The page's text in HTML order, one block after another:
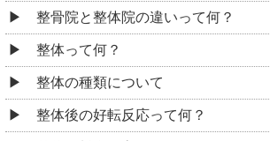
整骨院と整体院の違いって何？
整体って何？
整体の種類について
整体後の好転反応って何？